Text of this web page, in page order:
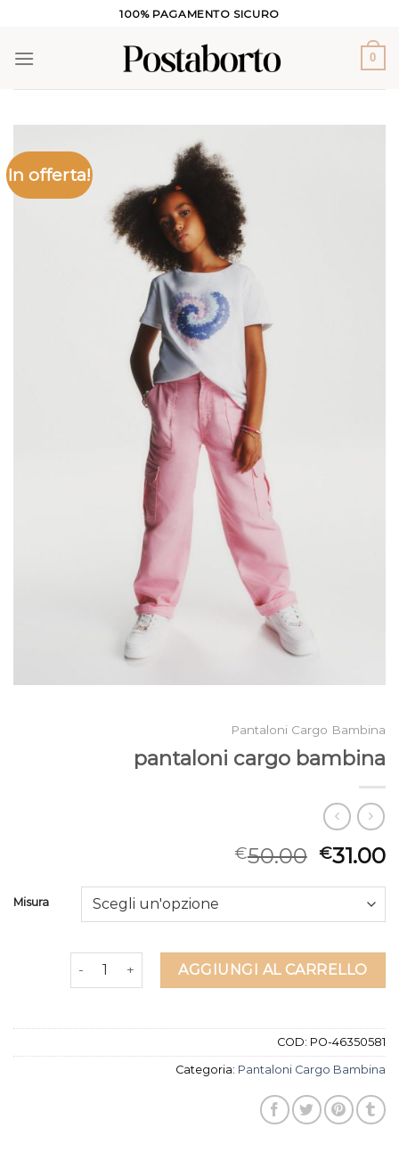
contenuti
100% PAGAMENTO SICURO
0
In offerta!
Pantaloni Cargo Bambina
pantaloni cargo bambina
€50.00 €31.00
Misura
pantaloni cargo bambina quantità
AGGIUNGI AL CARRELLO
COD: PO-46350581
Categoria: Pantaloni Cargo Bambina